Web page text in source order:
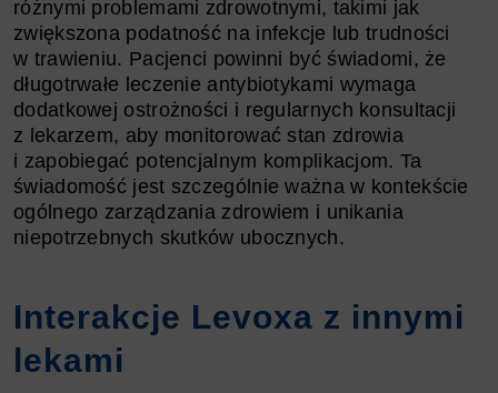
różnymi problemami zdrowotnymi, takimi jak
zwiększona podatność na infekcje lub trudności
w trawieniu. Pacjenci powinni być świadomi, że
długotrwałe leczenie antybiotykami wymaga
dodatkowej ostrożności i regularnych konsultacji
z lekarzem, aby monitorować stan zdrowia
i zapobiegać potencjalnym komplikacjom. Ta
świadomość jest szczególnie ważna w kontekście
ogólnego zarządzania zdrowiem i unikania
niepotrzebnych skutków ubocznych.
Interakcje Levoxa z innymi
lekami